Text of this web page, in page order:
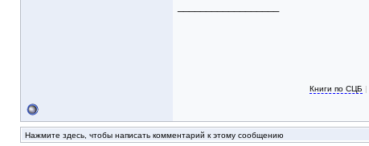
Книги по СЦБ |
Нажмите здесь, чтобы написать комментарий к этому сообщению